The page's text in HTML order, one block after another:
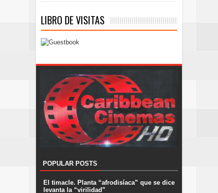
LIBRO DE VISITAS
POPULAR POSTS
El timacle. Planta “afrodisíaca” que se dice
levanta la “virilidad”